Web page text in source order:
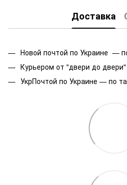
Доставка
Новой почтой по Украине —
Курьером от "двери до
УкрПочтой по Украине — по